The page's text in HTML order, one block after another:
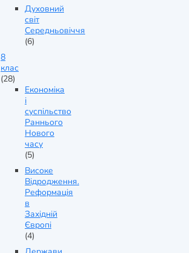
Духовний
світ
Середньовіччя
(6)
8
клас
(28)
Економіка
і
суспільство
Раннього
Нового
часу
(5)
Високе
Відродження.
Реформація
в
Західній
Європі
(4)